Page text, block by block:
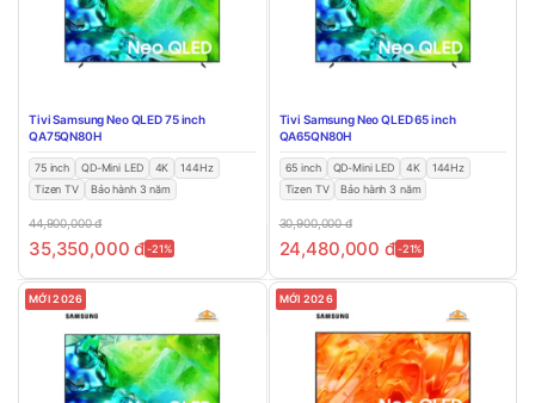
Tivi Samsung Neo QLED 75 inch
QA75QN80H
75 inch QD-Mini LED 4K
144Hz
Tizen TV
Bảo hành 3 năm
44,900,000đ
35,350,000đ-21%
Tivi Samsung Neo QLED 65 inch
QA65QN80H
65 inch QD-Mini LED 4K
144Hz
Tizen TV
Bảo hành 3 năm
30,900,000đ
24,480,000 đ-21%
MỚI 2026 MỚI 2026